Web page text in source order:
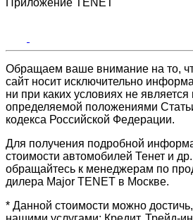
Обращаем ваше внимание на то,
сайт носит исключительно
ни при каких условиях не
определяемой положениями
кодекса Российской Федерации.
Для получения подробной
стоимости автомобилей Тенет и
обращайтесь к менеджерам по
дилера Major TENET в Москве.
* Данной стоимости можно